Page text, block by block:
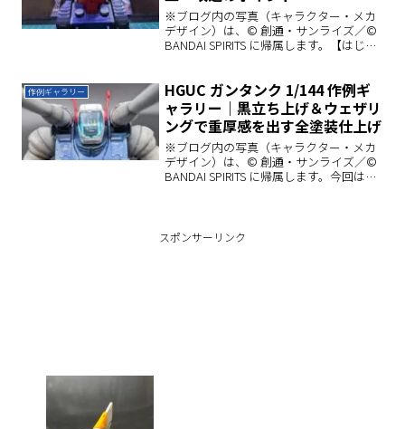
※ブログ内の写真（キャラクター・メカ
デザイン）は、© 創通・サンライズ／©
BANDAI SPIRITS に帰属します。【はじめ
タンクはその独特なシルエットが魅力
で...
作例ギャラリー
HGUC ガンタンク 1/144 作例ギ
ャラリー｜黒立ち上げ＆ウェザリ
ングで重厚感を出す全塗装仕上げ
※ブログ内の写真（キャラクター・メカ
デザイン）は、© 創通・サンライズ／©
BANDAI SPIRITS に帰属します。今回は、
スポンサーリンク